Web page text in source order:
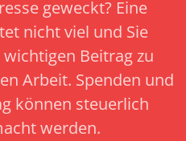
geweckt? Eine
nicht viel und Sie
Beitrag zu
Arbeit. Spenden und
können steuerlich
werden.